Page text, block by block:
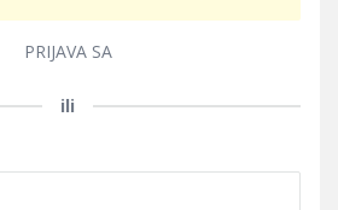
PRIJAVA SA
ili